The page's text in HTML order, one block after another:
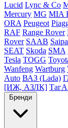
Lucid Lync & Co
Mercury MG MIA
ORA Peugeot
RAF Range Rover
Rover SAAB Saipa
SEAT Skoda SMA
Tesla TOGG
Wanfeng Wartburg
Auto ВАЗ (Lada)
[ИЖ, АЗЛК]
Бренди